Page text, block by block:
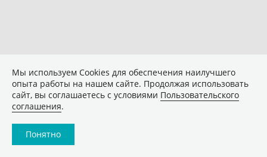
Мы используем Сookies для обеспечения наилучшего
опыта работы на нашем сайте. Продолжая использовать
сайт, вы соглашаетесь с условиями Пользовательского
соглашения.
Понятно